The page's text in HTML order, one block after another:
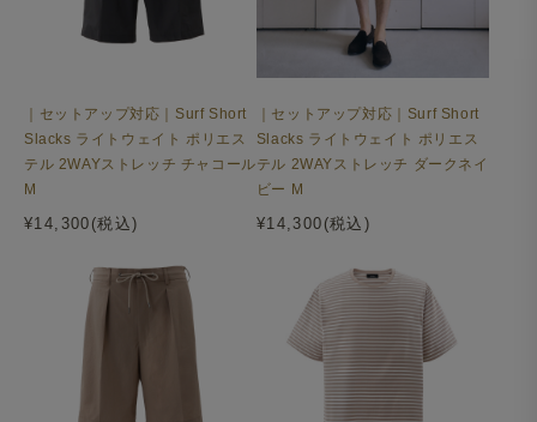
｜セットアップ対応｜Surf Short
Slacks ライトウェイト ポリエス
テル 2WAYストレッチ チャコール
M
¥14,300(税込)
｜セットアップ対応｜Surf Short
Slacks ライトウェイト ポリエス
テル 2WAYストレッチ ダークネイ
ビー M
¥14,300(税込)